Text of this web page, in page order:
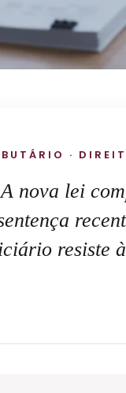
·
nova lei
resiste